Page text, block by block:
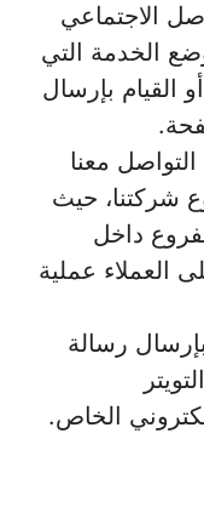
الاجتماعي
الخدمة التي
القيام بإرسال
معنا
شركتنا، حيث
داخل
العملاء عملية
رسالة
الخاص.